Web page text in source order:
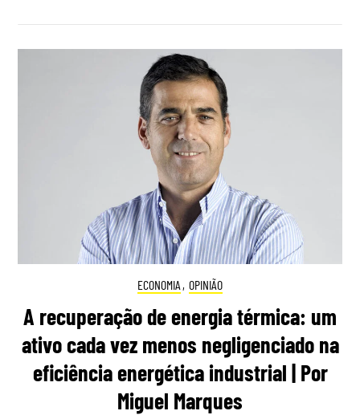
ECONOMIA , OPINIÃO
A recuperação de energia térmica: um
ativo cada vez menos negligenciado na
eficiência energética industrial | Por
Miguel Marques